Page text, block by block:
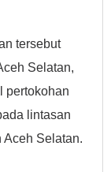
tersebut
Selatan,
pertokohan
lintasan
Aceh Selatan.